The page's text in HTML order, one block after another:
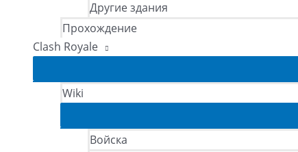
Другие здания
Прохождение
Clash Royale
Wiki
Войска